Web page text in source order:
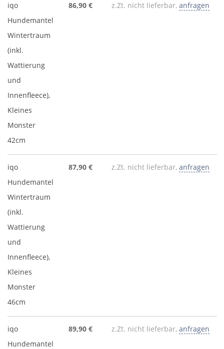
iqo
Hundemantel
Wintertraum
(inkl.
Wattierung
und
Innenfleece),
Kleines
Monster
42cm
86,90 € z.Zt. nicht lieferbar, anfragen
iqo
Hundemantel
Wintertraum
(inkl.
Wattierung
und
Innenfleece),
Kleines
Monster
46cm
87,90 € z.Zt. nicht lieferbar, anfragen
iqo
Hundemantel
89,90 € z.Zt. nicht lieferbar, anfragen